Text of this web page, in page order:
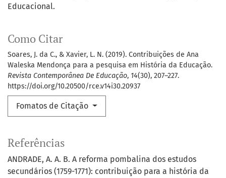
Educacional.
Como Citar
Soares, J. da C., & Xavier, L. N. (2019). Contribuições de Ana
Waleska Mendonça para a pesquisa em História da Educação.
Revista Contemporânea De Educação, 14(30), 207–227.
https://doi.org/10.20500/rce.v14i30.20937
Fomatos de Citação
Referências
ANDRADE, A. A. B. A reforma pombalina dos estudos
secundários (1759-1771): contribuição para a história da